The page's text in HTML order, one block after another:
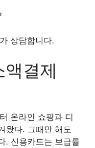
상담합니다.
액결제
온라인 쇼핑과 디
왔다. 그때만 해도
. 신용카드는 보급률